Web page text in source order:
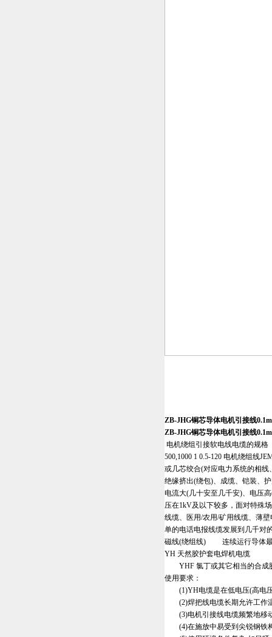
ZB-JHG铜芯导体电机引接线
ZB-JHG铜芯导体电机引接线
电机绕组引接软电线电缆的
500,1000 1 0.5-120 电机绕组
或几芯绞合(对应电力系统的相
绝缘挤出(绕包)、成缆、铠装、
电流大(几十安至几千安)、电
压在1kV及以下较多，面对特殊
线缆、医用/农用/矿用线缆、
单的电话电报线缆发展到几千
磁线(绕组线) 连续运行导体最
YH 天然胶护套电焊机电缆
YHF 氯丁或其它相当的合成
使用要求：
(1)YH电缆是在低电压(高电压
(2)焊把线电缆长期允许工作
(3)电机引接线电缆频繁地移
(4)在施放中易受到尖锐钢铁